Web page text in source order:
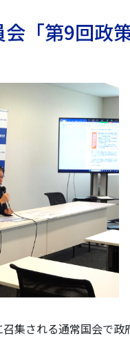
「第9回政
集される通常国会で